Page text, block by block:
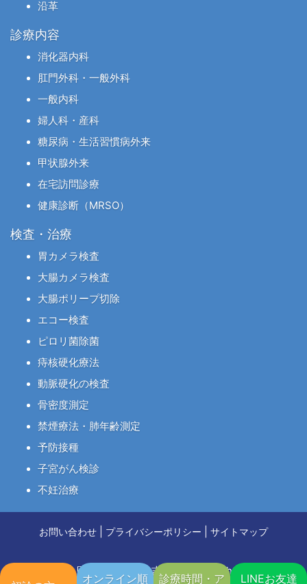
オンライン順 診療時間・ア LINEお友達
沿革
診療内容
消化器内科
肛門外科・一般外科
一般内科
婦人科・産科
糖尿病・生活習慣病外来
甲状腺外来
在宅訪問診療
健康診断（MRSO）
検査・治療
胃カメラ検査
大腸カメラ検査
大腸ポリープ切除
エコー検査
ピロリ菌除菌
痔核硬化療法
動脈硬化の検査
骨密度測定
禁煙療法・肺年齢測定
予防接種
子宮がん検診
不妊治療
お問い合わせ プライバシーポリシー サイトマップ
Copyright © 医療法人博侑会 吉岡医院 All Rights Reserved.